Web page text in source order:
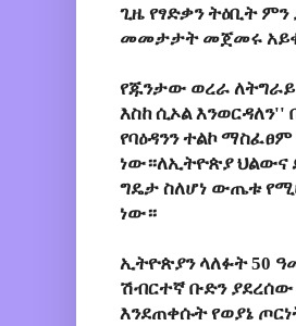
ጊዜ የፃድቃን ትዕቢት ምን
መመታታት መጀመሩ
የጁንታው ወረራ
እስከ ሲኦል እንወርዳለን''
የባዕዳንን ተልኮ
ነው።ለኢትዮጵያ ህልውና
ግዴታ ስለሆነ ውጤቱ
ነው።
ኢትዮጵያን ላለፉት 50
ሽብርተኛ ቡድን ያደረሰው
እንደጠቀሱት የወያኔ